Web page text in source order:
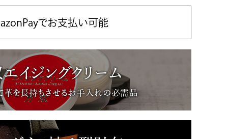
でお支払い可能